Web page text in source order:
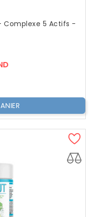
Complexe 5 Actifs -